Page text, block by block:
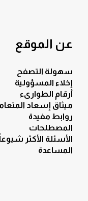
عن الموقع
سهولة التصفح
إخلاء المسؤولية
أرقام الطوارىء
ميثاق إسعاد
روابط مفيدة
المصطلحات
الأسئلة الأكثر شيوعاً
المساعدة